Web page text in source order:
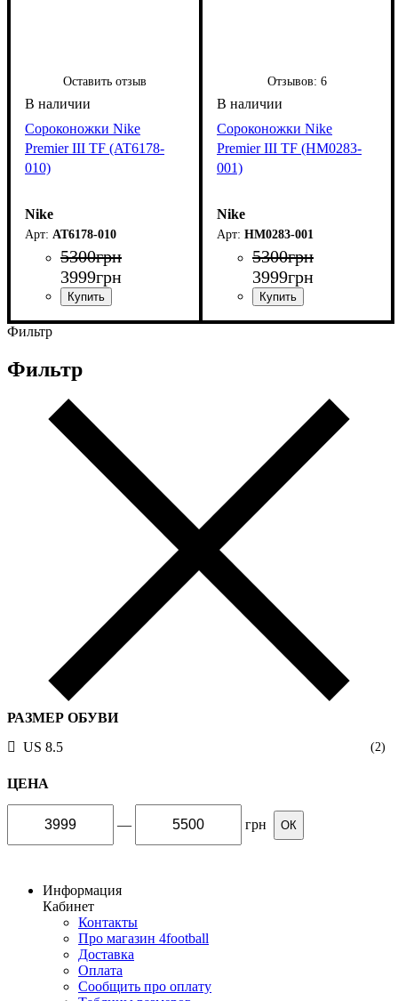
Оставить отзыв
Сороконожки Nike
Premier III TF (AT6178-
010)
Nike
AT6178-010
5300грн
3999грн
Отзывов: 6
Сороконожки Nike
Premier III TF (HM0283-
001)
Nike
HM0283-001
5300грн
3999грн
Фильтр
Фильтр
РАЗМЕР ОБУВИ
US 8.5
(2)
ЦЕНА
— грн ОК
Информация
Кабинет
Контакты
Про магазин 4football
Доставка
Оплата
Сообщить про оплату